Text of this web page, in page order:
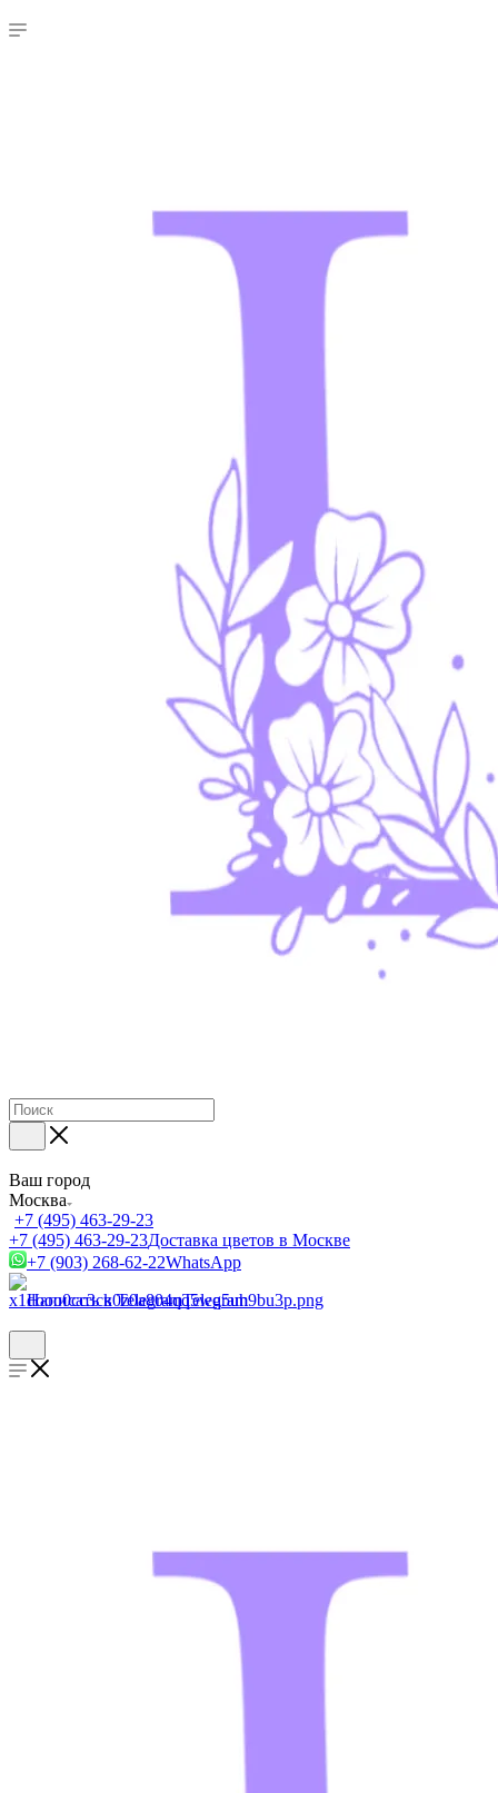
Ваш город
Москва
+7 (495) 463-29-23
+7 (495) 463-29-23Доставка цветов в Москве
+7 (903) 268-62-22WhatsApp
Написать в TelegramTelegram